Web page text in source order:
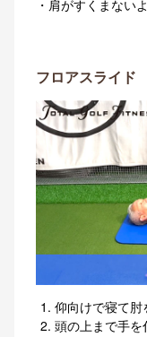
・肩がすくまない
フロアスライド
仰向けで寝て
頭の上まで手を